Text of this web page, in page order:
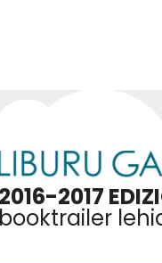
2016-2017
booktrailer